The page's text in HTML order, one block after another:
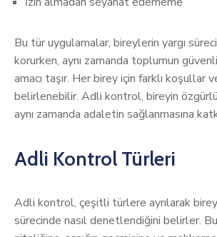
Bu tür uygulamalar, bireylerin yargı
korurken, aynı zamanda toplumun
amacı taşır. Her birey için farklı koşullar
belirlenebilir. Adli kontrol, bireyin
aynı zamanda adaletin sağlanmasına
Adli Kontrol Türleri
Adli kontrol, çeşitli türlere ayrılarak
sürecinde nasıl denetlendiğini belirler.